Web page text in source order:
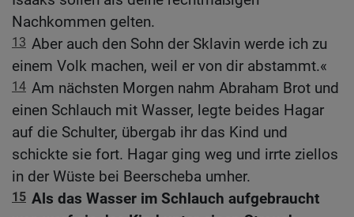
Nachkommen gelten.
13 Aber auch den Sohn der Sklavin werde ich zu
einem Volk machen, weil er von dir abstammt.«
14 Am nächsten Morgen nahm Abraham Brot und
einen Schlauch mit Wasser, legte beides Hagar
auf die Schulter, übergab ihr das Kind und
schickte sie fort. Hagar ging weg und irrte ziellos
in der Wüste bei Beerscheba umher.
15 Als das Wasser im Schlauch aufgebraucht